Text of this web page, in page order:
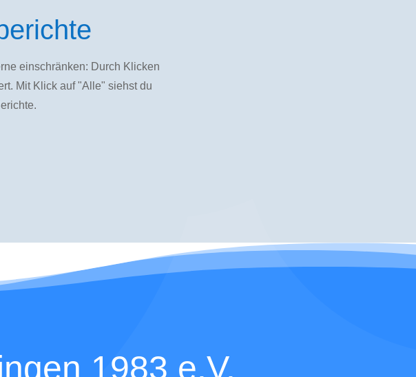
einschränken: Durch Klicken
Mit Klick auf "Alle" siehst du
1983 e.V.